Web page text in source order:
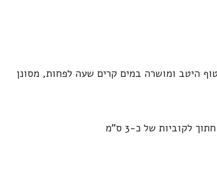
לקוביות של כ-3 ס"מ